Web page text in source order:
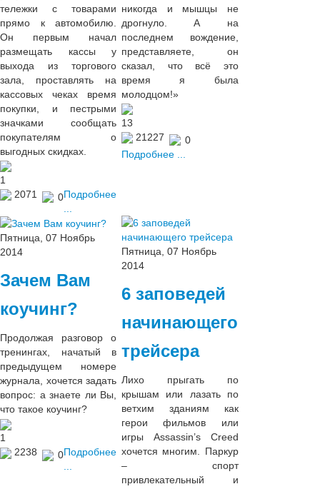
тележки с товарами
прямо к автомобилю.
Он первым начал
размещать кассы у
выхода из торгового
зала, проставлять на
кассовых чеках время
покупки, и пестрыми
значками сообщать
покупателям о
выгодных скидках.
1
2071
0Подробнее
никогда и мышцы не
дрогнуло. А на
последнем вождение,
представляете, он
сказал, что всё это
время я была
молодцом!»
13
21227
0
Подробнее ...
Пятница, 07 Ноябрь
2014
Зачем Вам
коучинг?
Продолжая разговор о
тренингах, начатый в
предыдущем номере
журнала, хочется задать
вопрос: а знаете ли Вы,
что такое коучинг?
1
2238
0Подробнее
...
Пятница, 07 Ноябрь
2014
6 заповедей
начинающего
трейсера
Лихо прыгать по
крышам или лазать по
ветхим зданиям как
герои фильмов или
игры Assassin’s
Creed
хочется многим. Паркур
– спорт
привлекательный и